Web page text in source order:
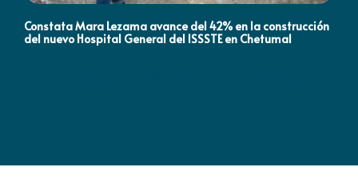
Constata Mara Lezama avance del 42% en la construcción
del nuevo Hospital General del ISSSTE en Chetumal